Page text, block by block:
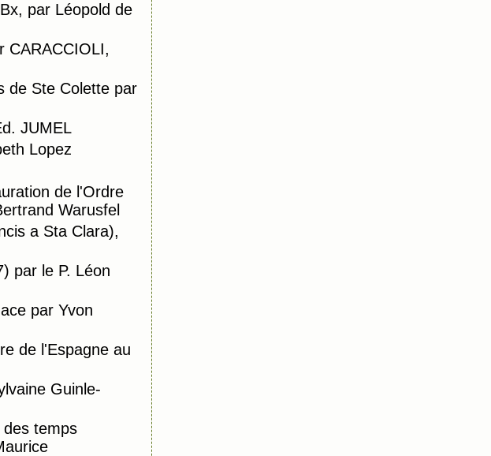
par Léopold de
CARACCIOLI,
de Ste Colette par
JUMEL
Lopez
de l'Ordre
Warusfel
a Sta Clara),
par le P. Léon
par Yvon
de l'Espagne au
Guinle-
des temps